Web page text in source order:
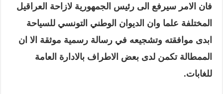
فان الامر سيرفع الى رئيس الجمهورية لازاحة العراقيل
المختلفة علما وان الديوان الوطني التونسي للسياحة
ابدى موافقته وتشجيعه في رسالة رسمية موثقة الا ان
الممطالة تكمن لدى بعض الاطراف بالادارة العامة
للغابات.